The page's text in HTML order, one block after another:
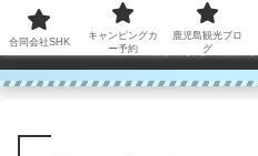
コンテンツへスキップ
鹿児島から世界に
合同会社SHK
キャンピングカ
ー予約
鹿児島観光ブロ
グ